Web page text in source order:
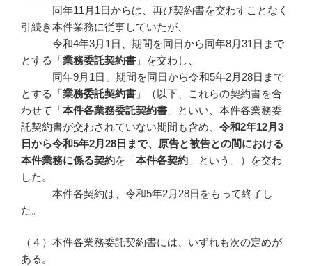
同年11月1日からは、再び契約書を交わすことなく
引続き本件業務に従事していたが、
令和4年3月1日、期間を同日から同年8月31日まで
とする「業務委託契約書 」を交わし、
同年9月1日、期間を同日から令和5年2月28日まで
とする「業務委託契約書 」（以下、これらの契約書を合
わせて「本件各業務委託契約書 」といい、本件各業務委
託契約書が交わされていない期間も含め、 令和2年12月3
日から令和5年2月28 日まで、原告と被告との間における
本件業務に係る契約を「本件各契約 」という。）を交わ
した。
本件各契約は、令和5年2月28日をもって終了し
た。
（４）本件各業務委託契約書には、いずれも次の定めが
ある。